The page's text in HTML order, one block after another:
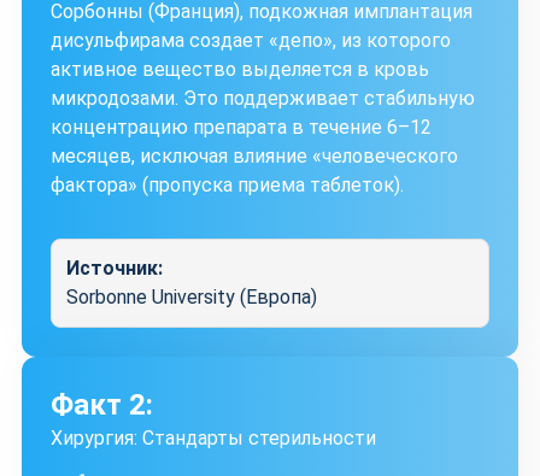
Сорбонны (Франция), подкожная имплантация
дисульфирама создает «депо», из которого
активное вещество выделяется в кровь
микродозами. Это поддерживает стабильную
концентрацию препарата в течение 6–12
месяцев, исключая влияние «человеческого
фактора» (пропуска приема таблеток).
Источник:
Sorbonne University (Европа)
Факт 2:
Хирургия: Стандарты стерильности